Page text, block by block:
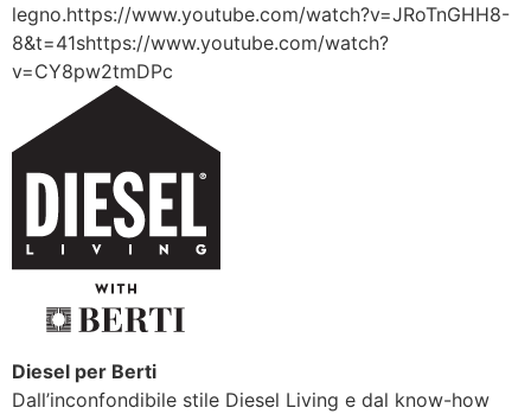
legno.https://www.youtube.com/watch?v=JRoTnGHH8-
8&t=41shttps://www.youtube.com/watch?
v=CY8pw2tmDPc
Diesel per Berti
Dall’inconfondibile stile Diesel Living e dal know-how